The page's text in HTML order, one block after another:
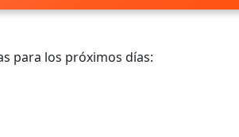
para los próximos días: